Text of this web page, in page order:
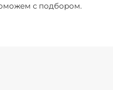
с подбором.